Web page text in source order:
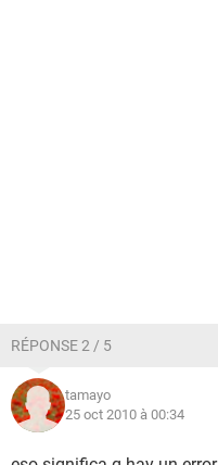
RÉPONSE 2 / 5
tamayo
25 oct 2010 à 00:34